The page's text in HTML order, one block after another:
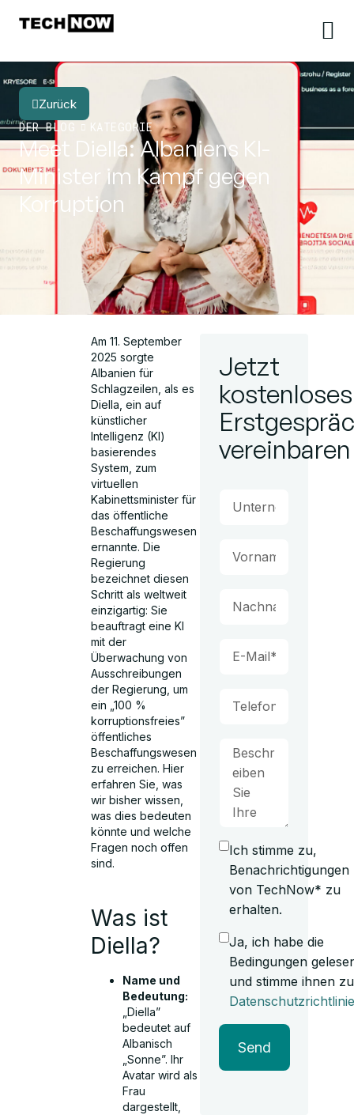
Zurück
DER BLOG
KATEGORIE
Meet Diella: Albaniens KI-
Minister im Kampf gegen
Korruption
Am 11. September
2025 sorgte
Albanien für
Schlagzeilen, als es
Diella, ein auf
künstlicher
Intelligenz (KI)
basierendes
System, zum
virtuellen
Kabinettsminister für
das öffentliche
Beschaffungswesen
ernannte. Die
Regierung
bezeichnet diesen
Schritt als weltweit
einzigartig: Sie
beauftragt eine KI
mit der
Überwachung von
Ausschreibungen
der Regierung, um
ein „100 %
korruptionsfreies”
öffentliches
Beschaffungswesen
zu erreichen. Hier
erfahren Sie, was
wir bisher wissen,
was dies bedeuten
könnte und welche
Fragen noch offen
sind.
Was ist
Diella?
Name und
Bedeutung:
„Diella”
bedeutet auf
Albanisch
„Sonne”. Ihr
Avatar wird als
Frau
dargestellt,
Jetzt
kostenloses
vereinbaren
Ich stimme zu,
Benachrichtigungen
von TechNow* zu
erhalten.
Ja, ich habe die
Bedingungen
und stimme ihnen
Datenschutzrichtlinie
Send